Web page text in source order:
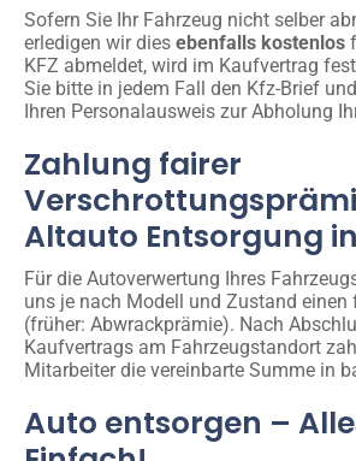
Sofern Sie Ihr Fahrzeug nicht selber
erledigen wir dies ebenfalls kostenlos
KFZ abmeldet, wird im Kaufvertrag
Sie bitte in jedem Fall den Kfz-Brief
Ihren Personalausweis zur Abholung
Zahlung fairer
Altauto Entsorgung
Für die Autoverwertung Ihres
uns je nach Modell und Zustand einen
(früher: Abwrackprämie). Nach
Kaufvertrags am Fahrzeugstandort
Mitarbeiter die vereinbarte Summe in
Auto entsorgen –